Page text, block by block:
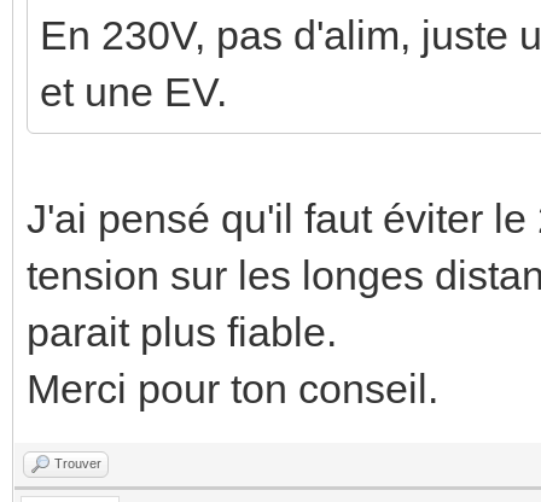
En 230V, pas d'alim, juste
et une EV.
J'ai pensé qu'il faut éviter
tension sur les longes
parait plus fiable.
Merci pour ton conseil.
Trouver